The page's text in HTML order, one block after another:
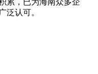
泛认可。